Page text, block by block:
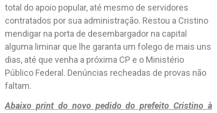
total do apoio popular, até mesmo de servidores
contratados por sua administração. Restou a Cristino
mendigar na porta de desembargador na capital
alguma liminar que lhe garanta um folego de mais uns
dias, até que venha a próxima CP e o Ministério
Público Federal. Denúncias recheadas de provas não
faltam.
Abaixo print do novo pedido do prefeito Cristino à